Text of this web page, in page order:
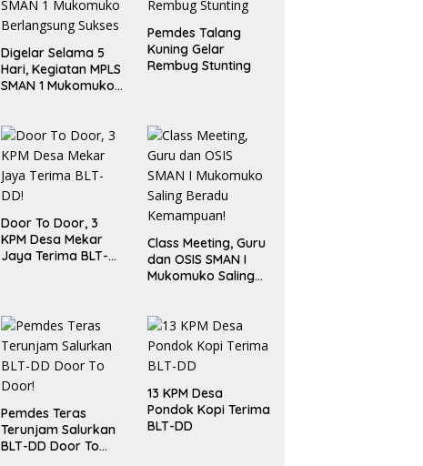
Digelar Selama 5
Hari, Kegiatan MPLS
SMAN 1 Mukomuko
Pemdes Talang
Kuning Gelar
Rembug Stunting
Door To Door, 3
KPM Desa Mekar
Jaya Terima BLT-
Class Meeting, Guru
dan OSIS SMAN I
Mukomuko Saling
Pemdes Teras
Terunjam Salurkan
BLT-DD Door To
13 KPM Desa
Pondok Kopi Terima
BLT-DD